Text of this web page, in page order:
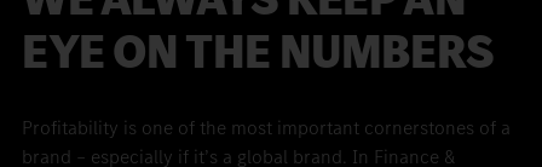
EYE ON THE NUMBERS
Profitability is one of the most important cornerstones of a
brand – especially if it’s a global brand. In Finance &